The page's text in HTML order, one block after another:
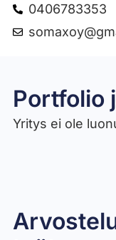
0406783353
Portfolio
Yritys ei ole